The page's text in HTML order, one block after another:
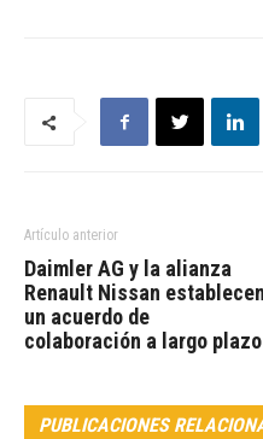
Artículo anterior
Daimler AG y la alianza
Renault Nissan establecen
un acuerdo de
colaboración a largo plazo
PUBLICACIONES